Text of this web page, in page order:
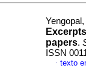
papers.
ISSN
· texto